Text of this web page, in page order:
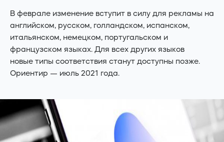
В феврале изменение вступит в силу для рекламы на
английском, русском, голландском, испанском,
итальянском, немецком, португальском и
французском языках. Для всех других языков
новые типы соответствия станут доступны позже.
Ориентир — июль 2021 года.